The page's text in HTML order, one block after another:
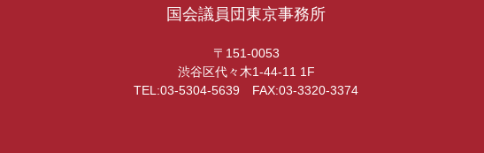
国会議員団東京事務所
〒151-0053
渋谷区代々木1-44-11 1F
TEL:03-5304-5639 FAX:03-3320-3374